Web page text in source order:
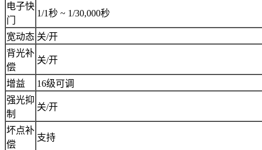
电子快
门
1/1秒 ~ 1/30,000秒
宽动态 关/开
背光补
偿
关/开
增益
16级可调
强光抑
制
关/开
坏点补
偿
支持